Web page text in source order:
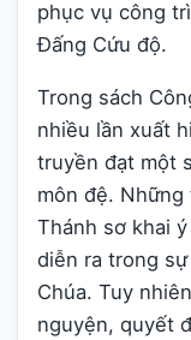
phục vụ công
Đấng Cứu độ.
Trong sách
nhiều lần xuất
truyền đạt một
môn đệ.
Thánh sơ khai
diễn ra trong
Chúa. Tuy
nguyện, quyết